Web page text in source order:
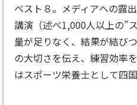
ベスト８。メディアへの露
講演（述べ1,000人以上の”
量が足りなく、結果が結び
の大切さを伝え、練習効率
はスポーツ栄養士として四国